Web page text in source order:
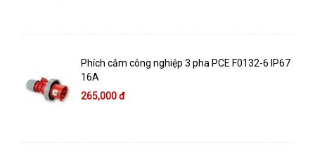
Phích cắm công nghiệp 3 pha PCE F0132-6 IP67
16A
265,000 đ